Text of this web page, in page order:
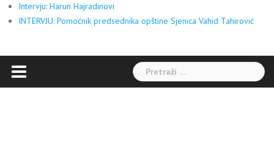
Intervju: Harun Hajradinovi
INTERVJU: Pomoćnik predsednika opštine Sjenica Vahid Tahirović
Pretraga: